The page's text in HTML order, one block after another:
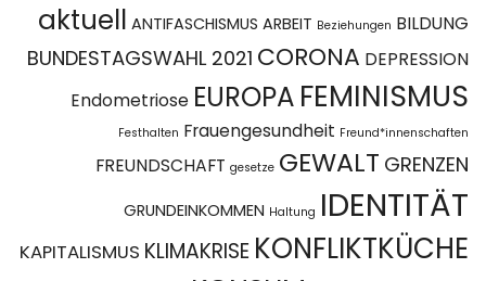
aktuell ANTIFASCHISMUS ARBEIT Beziehungen BILDUNG
BUNDESTAGSWAHL 2021 CORONA DEPRESSION
Endometriose EUROPA FEMINISMUS
Festhalten Frauengesundheit Freund*innenschaften
FREUNDSCHAFT gesetze GEWALT GRENZEN
GRUNDEINKOMMEN Haltung IDENTITÄT
KAPITALISMUS KLIMAKRISE KONFLIKTKÜCHE